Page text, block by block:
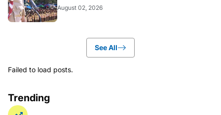
August 02, 2026
See All
Failed to load posts.
Trending